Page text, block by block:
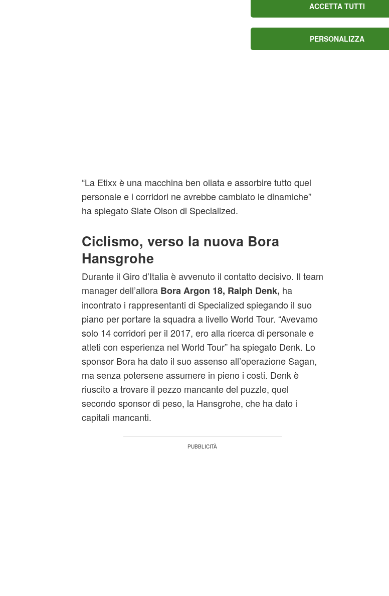
“La Etixx è una macchina ben oliata e assorbire tutto quel
personale e i corridori ne avrebbe cambiato le dinamiche”
ha spiegato Slate Olson di Specialized.
Ciclismo, verso la nuova Bora
Hansgrohe
Durante il Giro d’Italia è avvenuto il contatto decisivo. Il team
manager dell’allora Bora Argon 18, Ralph Denk, ha
incontrato i rappresentanti di Specialized spiegando il suo
piano per portare la squadra a livello World Tour. “Avevamo
solo 14 corridori per il 2017, ero alla ricerca di personale e
atleti con esperienza nel World Tour” ha spiegato Denk. Lo
sponsor Bora ha dato il suo assenso all’operazione Sagan,
ma senza potersene assumere in pieno i costi. Denk è
riuscito a trovare il pezzo mancante del puzzle, quel
secondo sponsor di peso, la Hansgrohe, che ha dato i
capitali mancanti.
ACCETTA TUTTI
PERSONALIZZA